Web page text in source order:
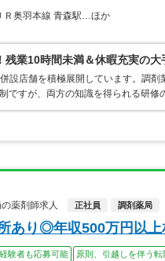
Ｒ奥羽本線 青森駅…ほか
業10時間未満＆休暇充実の大
設店舗を積極展開しています。調
ですが、両方の知識を得られる研
薬剤師求人
正社員 調剤薬局
あり◎年収500万円以上
験者も応募可能 原則、引越しを伴う転